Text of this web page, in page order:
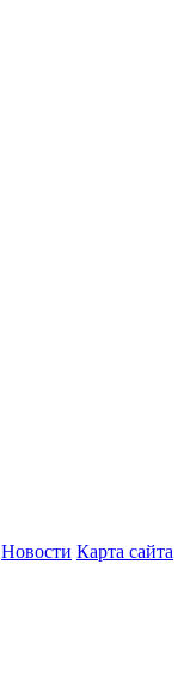
Новости Карта сайта